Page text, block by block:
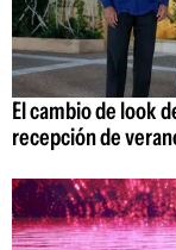
El cambio de look
recepción de